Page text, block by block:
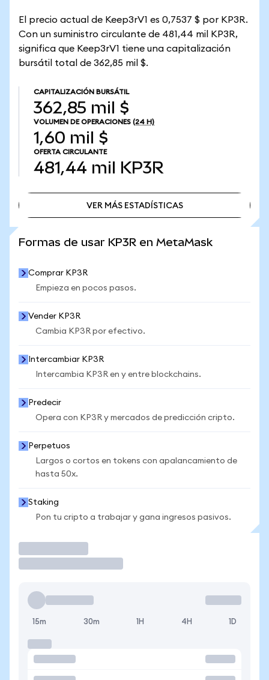
El precio actual de Keep3rV1 es 0,7537 $ por KP3R.
Con un suministro circulante de 481,44 mil KP3R,
significa que Keep3rV1 tiene una capitalización
bursátil total de 362,85 mil $.
CAPITALIZACIÓN BURSÁTIL
362,85 mil $
VOLUMEN DE OPERACIONES (24 H)
1,60 mil $
OFERTA CIRCULANTE
481,44 mil KP3R
VER MÁS ESTADÍSTICAS
Formas de usar KP3R en MetaMask
Comprar KP3R
Empieza en pocos pasos.
Vender KP3R
Cambia KP3R por efectivo.
Intercambiar KP3R
Intercambia KP3R en y entre blockchains.
Predecir
Opera con KP3R y mercados de predicción cripto.
Perpetuos
Largos o cortos en tokens con apalancamiento de
hasta 50x.
Staking
Pon tu cripto a trabajar y gana ingresos pasivos.
15m 30m 1H 4H 1D